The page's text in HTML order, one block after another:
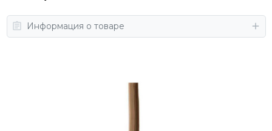
Информация о товаре